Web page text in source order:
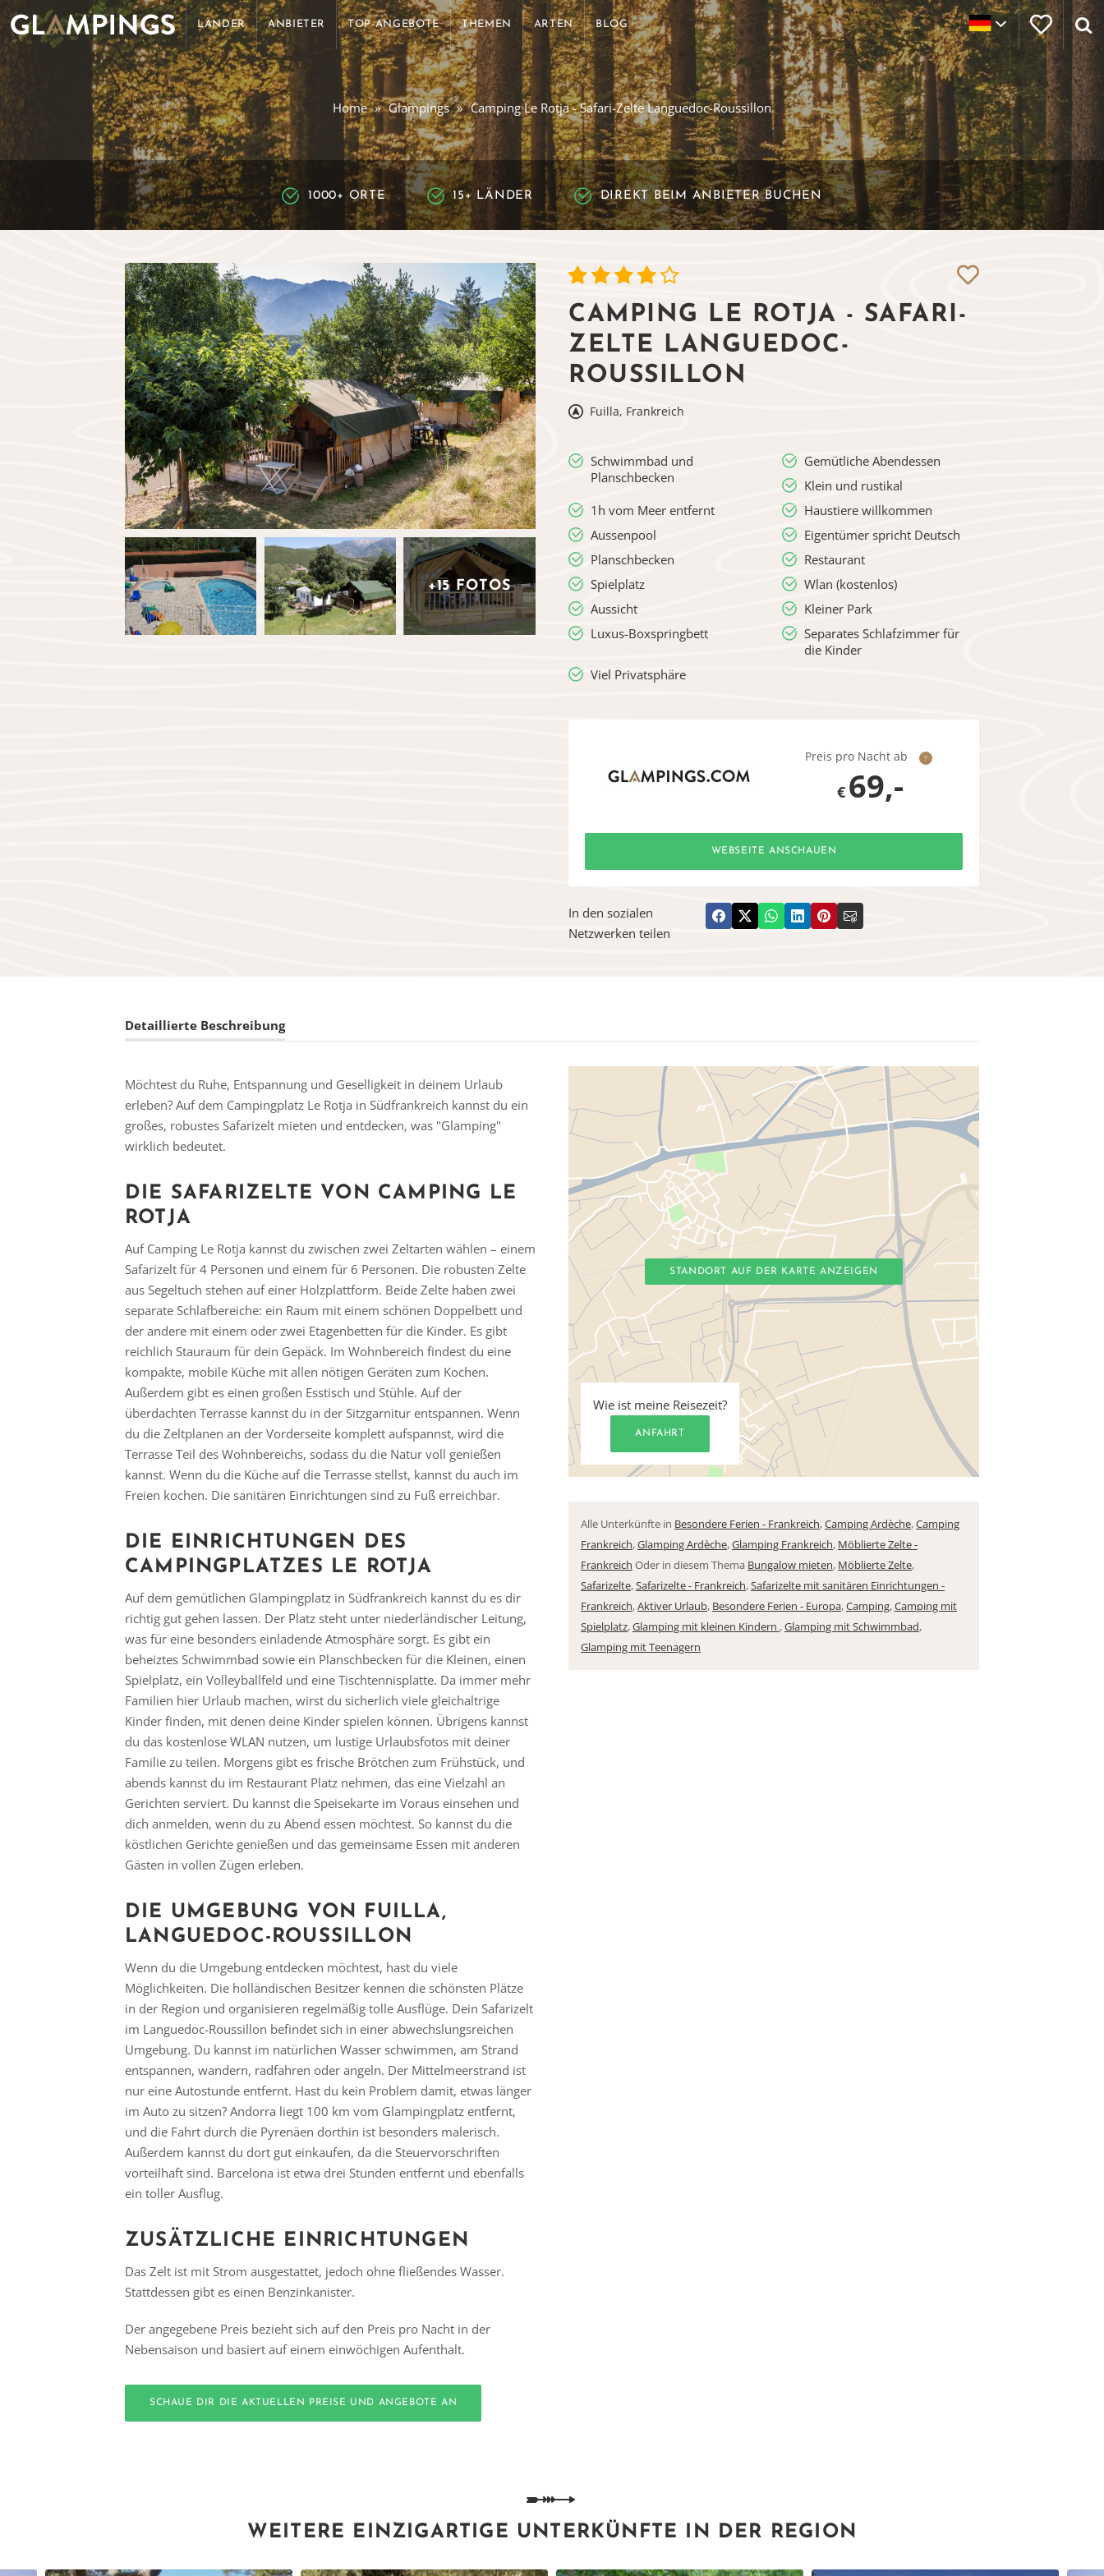
LÄNDER ANBIETER TOP-ANGEBOTE THEMEN ARTEN BLOG
Home Glampings Camping Le Rotja - Safari-Zelte Languedoc-Roussillon
1000+ ORTE 15+ LÄNDER DIREKT BEIM ANBIETER BUCHEN
+15 FOTOS
CAMPING LE ROTJA - SAFARI-
ZELTE LANGUEDOC-
ROUSSILLON
Fuilla, Frankreich
Schwimmbad und
Planschbecken
Gemütliche Abendessen
Klein und rustikal
1h vom Meer entfernt
Haustiere willkommen
Aussenpool
Eigentümer spricht Deutsch
Planschbecken
Restaurant
Spielplatz
Wlan (kostenlos)
Aussicht
Kleiner Park
Luxus-Boxspringbett
Separates Schlafzimmer für
die Kinder
Viel Privatsphäre
Preis pro Nacht ab ?
€ 69,-
WEBSEITE ANSCHAUEN
In den sozialen
Netzwerken teilen
Detaillierte Beschreibung
Möchtest du Ruhe, Entspannung und Geselligkeit in deinem Urlaub
erleben? Auf dem Campingplatz Le Rotja in Südfrankreich kannst du ein
großes, robustes Safarizelt mieten und entdecken, was "Glamping"
wirklich bedeutet.
DIE SAFARIZELTE VON CAMPING LE
ROTJA
Auf Camping Le Rotja kannst du zwischen zwei Zeltarten wählen – einem
Safarizelt für 4 Personen und einem für 6 Personen. Die robusten Zelte
aus Segeltuch stehen auf einer Holzplattform. Beide Zelte haben zwei
separate Schlafbereiche: ein Raum mit einem schönen Doppelbett und
der andere mit einem oder zwei Etagenbetten für die Kinder. Es gibt
reichlich Stauraum für dein Gepäck. Im Wohnbereich findest du eine
kompakte, mobile Küche mit allen nötigen Geräten zum Kochen.
Außerdem gibt es einen großen Esstisch und Stühle. Auf der
überdachten Terrasse kannst du in der Sitzgarnitur entspannen. Wenn
du die Zeltplanen an der Vorderseite komplett aufspannst, wird die
Terrasse Teil des Wohnbereichs, sodass du die Natur voll genießen
kannst. Wenn du die Küche auf die Terrasse stellst, kannst du auch im
Freien kochen. Die sanitären Einrichtungen sind zu Fuß erreichbar.
DIE EINRICHTUNGEN
DES
CAMPINGPLATZES LE ROTJA
Auf dem gemütlichen Glampingplatz in Südfrankreich kannst du es dir
richtig gut gehen lassen. Der Platz steht unter niederländischer Leitung,
was für eine besonders einladende Atmosphäre sorgt. Es gibt ein
beheiztes Schwimmbad sowie ein Planschbecken für die Kleinen, einen
Spielplatz, ein Volleyballfeld und eine Tischtennisplatte. Da immer mehr
Familien hier Urlaub machen, wirst du sicherlich viele gleichaltrige
Kinder finden, mit denen deine Kinder spielen können. Übrigens kannst
du das kostenlose WLAN nutzen, um lustige Urlaubsfotos mit deiner
Familie zu teilen. Morgens gibt es frische Brötchen zum Frühstück, und
abends kannst du im Restaurant Platz nehmen, das eine Vielzahl an
Gerichten serviert. Du kannst die Speisekarte im Voraus einsehen und
dich anmelden, wenn du zu Abend essen möchtest. So kannst du die
köstlichen Gerichte genießen und das gemeinsame Essen mit anderen
Gästen in vollen Zügen erleben.
DIE UMGEBUNG VON FUILLA,
LANGUEDOC-ROUSSILLON
Wenn du die Umgebung entdecken möchtest, hast du viele
Möglichkeiten. Die holländischen Besitzer kennen die schönsten Plätze
in der Region und organisieren regelmäßig tolle Ausflüge. Dein Safarizelt
im Languedoc-Roussillon befindet sich in einer abwechslungsreichen
Umgebung. Du kannst im natürlichen Wasser schwimmen, am Strand
entspannen, wandern, radfahren oder angeln. Der Mittelmeerstrand ist
nur eine Autostunde entfernt. Hast du kein Problem damit, etwas länger
im Auto zu sitzen? Andorra liegt 100 km vom Glampingplatz entfernt,
und die Fahrt durch die Pyrenäen dorthin ist besonders malerisch.
Außerdem kannst du dort gut einkaufen, da die Steuervorschriften
vorteilhaft sind. Barcelona ist etwa drei Stunden entfernt und ebenfalls
ein toller Ausflug.
ZUSÄTZLICHE EINRICHTUNGEN
Das Zelt ist mit Strom ausgestattet, jedoch ohne fließendes Wasser.
Stattdessen gibt es einen Benzinkanister.
Der angegebene Preis bezieht sich auf den Preis pro Nacht in der
Nebensaison und basiert auf einem einwöchigen Aufenthalt.
SCHAUE DIR DIE AKTUELLEN PREISE UND ANGEBOTE AN
STANDORT AUF DER KARTE ANZEIGEN
Wie ist meine Reisezeit?
ANFAHRT
Alle Unterkünfte in Besondere Ferien - Frankreich,Camping Ardèche,Camping
Frankreich,Glamping Ardèche,Glamping Frankreich, Möblierte Zelte -
Frankreich Oder in diesem Thema Bungalow mieten, Möblierte Zelte,
Safarizelte,Safarizelte - Frankreich,Safarizelte mit sanitären Einrichtungen -
Frankreich,Aktiver Urlaub, Besondere Ferien - Europa,Camping,Camping mit
Spielplatz,Glamping mit kleinen Kindern ,Glamping mit Schwimmbad,
Glamping mit Teenagern
WEITERE EINZIGARTIGE UNTERKÜNFTE IN DER REGION
Vielen Dank für das Abonnieren unseres Newsletters.